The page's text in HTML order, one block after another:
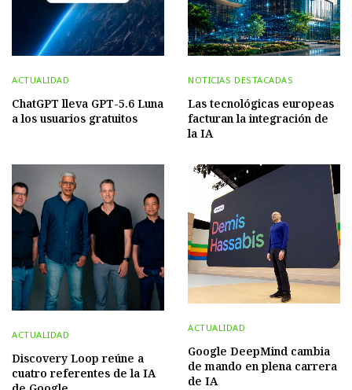
ACTUALIDAD
ChatGPT lleva GPT-5.6 Luna
a los usuarios gratuitos
NOTICIAS DESTACADAS
Las tecnológicas europeas
facturan la integración de
la IA
ACTUALIDAD
Discovery Loop reúne a
cuatro referentes de la IA
ACTUALIDAD
Google DeepMind cambia
de mando en plena carrera
de IA